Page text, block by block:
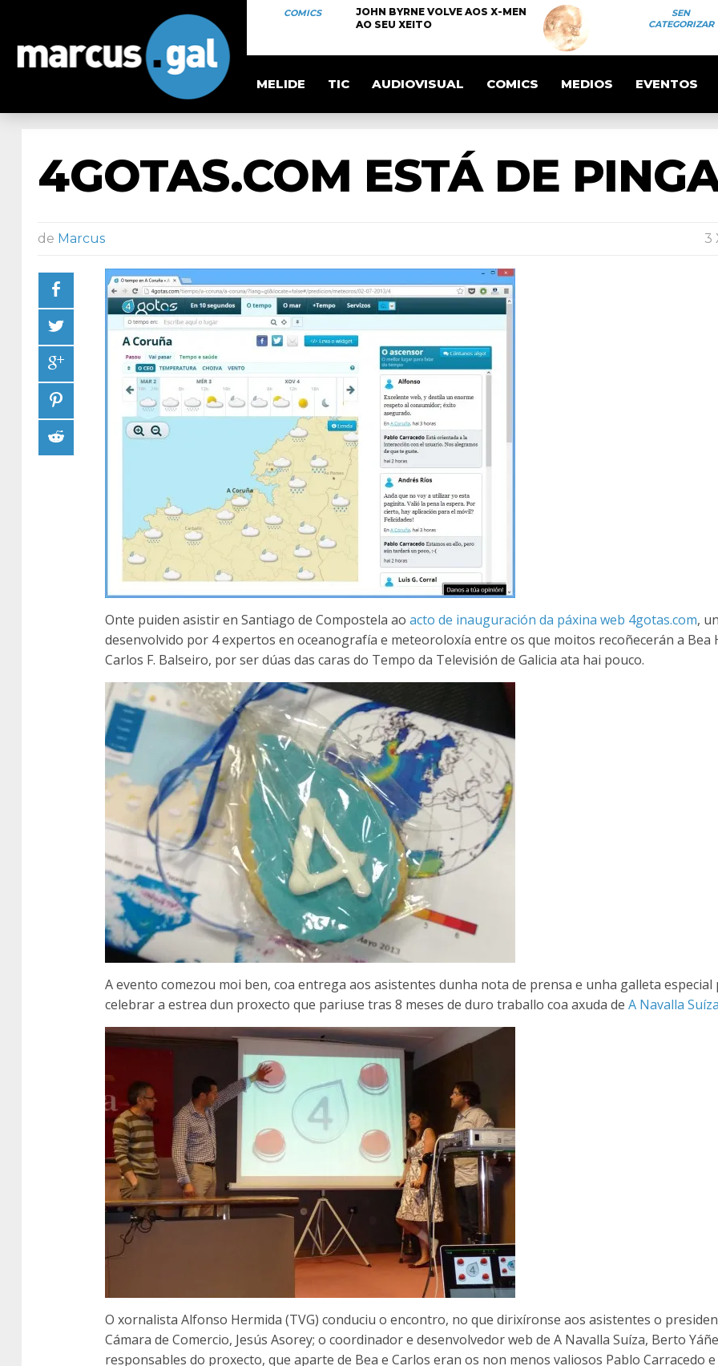
COMICS
JOHN BYRNE VOLVE AOS X-MEN
AO SEU XEITO
SEN
CATEGORIZAR
MELIDE TIC AUDIOVISUAL COMICS MEDIOS EVENTOS
4GOTAS.COM ESTÁ DE
de Marcus 3
Onte puiden asistir en Santiago de Compostela ao acto de inauguración da páxina web 4gotas.com,
desenvolvido por 4 expertos en oceanografía e meteoroloxía entre os que moitos recoñecerán a Bea
Carlos F. Balseiro, por ser dúas das caras do Tempo da Televisión de Galicia ata hai pouco.
A evento comezou moi ben, coa entrega aos asistentes dunha nota de prensa e unha galleta especial
celebrar a estrea dun proxecto que pariuse tras 8 meses de duro traballo coa axuda de A Navalla Suíza
O xornalista Alfonso Hermida (TVG) conduciu o encontro, no que dirixíronse aos asistentes o
Cámara de Comercio, Jesús Asorey; o coordinador e desenvolvedor web de A Navalla Suíza, Berto
responsables do proxecto, que aparte de Bea e Carlos eran os non menos valiosos Pablo Carracedo